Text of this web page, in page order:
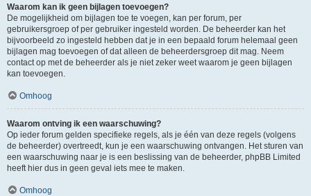
Waarom kan ik geen bijlagen toevoegen?
De mogelijkheid om bijlagen toe te voegen, kan per forum, per
gebruikersgroep of per gebruiker ingesteld worden. De beheerder kan het
bijvoorbeeld zo ingesteld hebben dat je in een bepaald forum helemaal geen
bijlagen mag toevoegen of dat alleen de beheerdersgroep dit mag. Neem
contact op met de beheerder als je niet zeker weet waarom je geen bijlagen
kan toevoegen.
Omhoog
Waarom ontving ik een waarschuwing?
Op ieder forum gelden specifieke regels, als je één van deze regels (volgens
de beheerder) overtreedt, kun je een waarschuwing ontvangen. Het sturen van
een waarschuwing naar je is een beslissing van de beheerder, phpBB Limited
heeft hier dus in geen geval iets mee te maken.
Omhoog